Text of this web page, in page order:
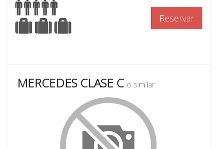
Reservar
MERCEDES CLASE C o similar